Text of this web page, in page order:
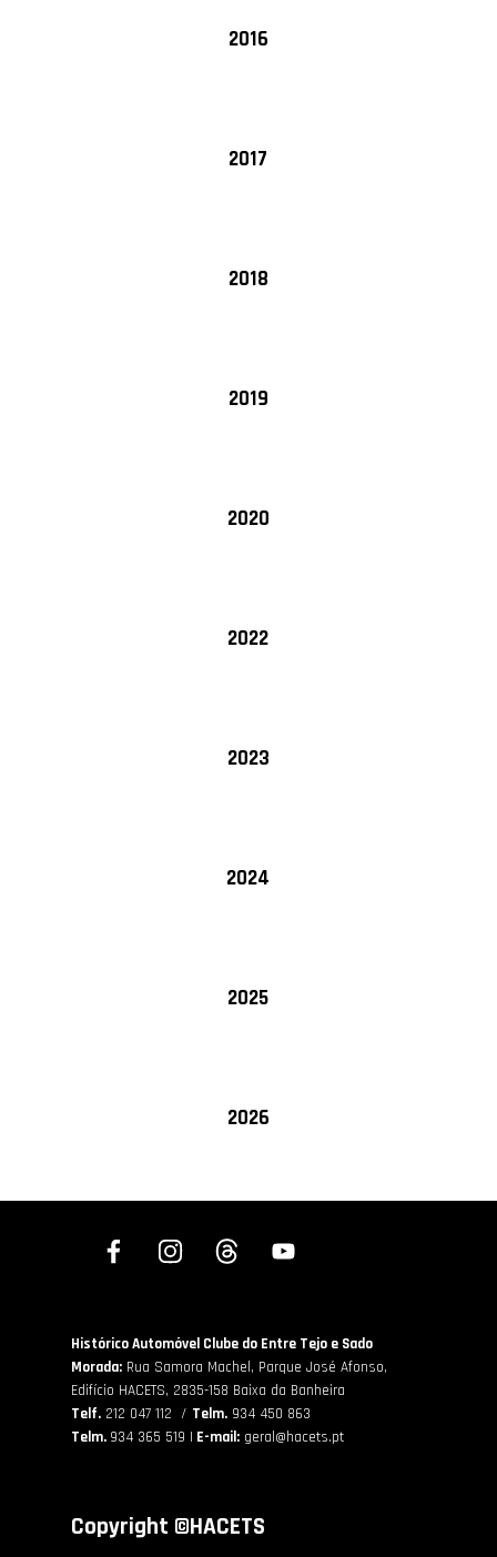
2016
2017
2018
2019
2020
2022
2023
2024
2025
2026
Copyright ©HACETS
Histórico Automóvel Clube do Entre Tejo e Sado
Morada: Rua Samora Machel, Parque José Afonso,
Edifício HACETS, 2835-158 Baixa da Banheira
Telf. 212 047 112 / Telm. 934 450 863
Telm. 934 365 519 | E-mail: geral@hacets.pt